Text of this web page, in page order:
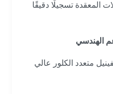
تسجيلًا دقيقًا
متعدد الكلور عالي